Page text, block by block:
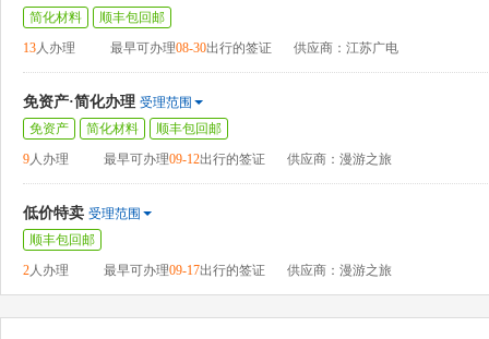
简化材料
顺丰包回邮
13人办理 最早可办理08-30出行的签证 供应商：江苏广电
免资产·简化办理 受理范围
免资产
简化材料
顺丰包回邮
9人办理 最早可办理09-12出行的签证 供应商：漫游之旅
低价特卖 受理范围
顺丰包回邮
2人办理 最早可办理09-17出行的签证 供应商：漫游之旅